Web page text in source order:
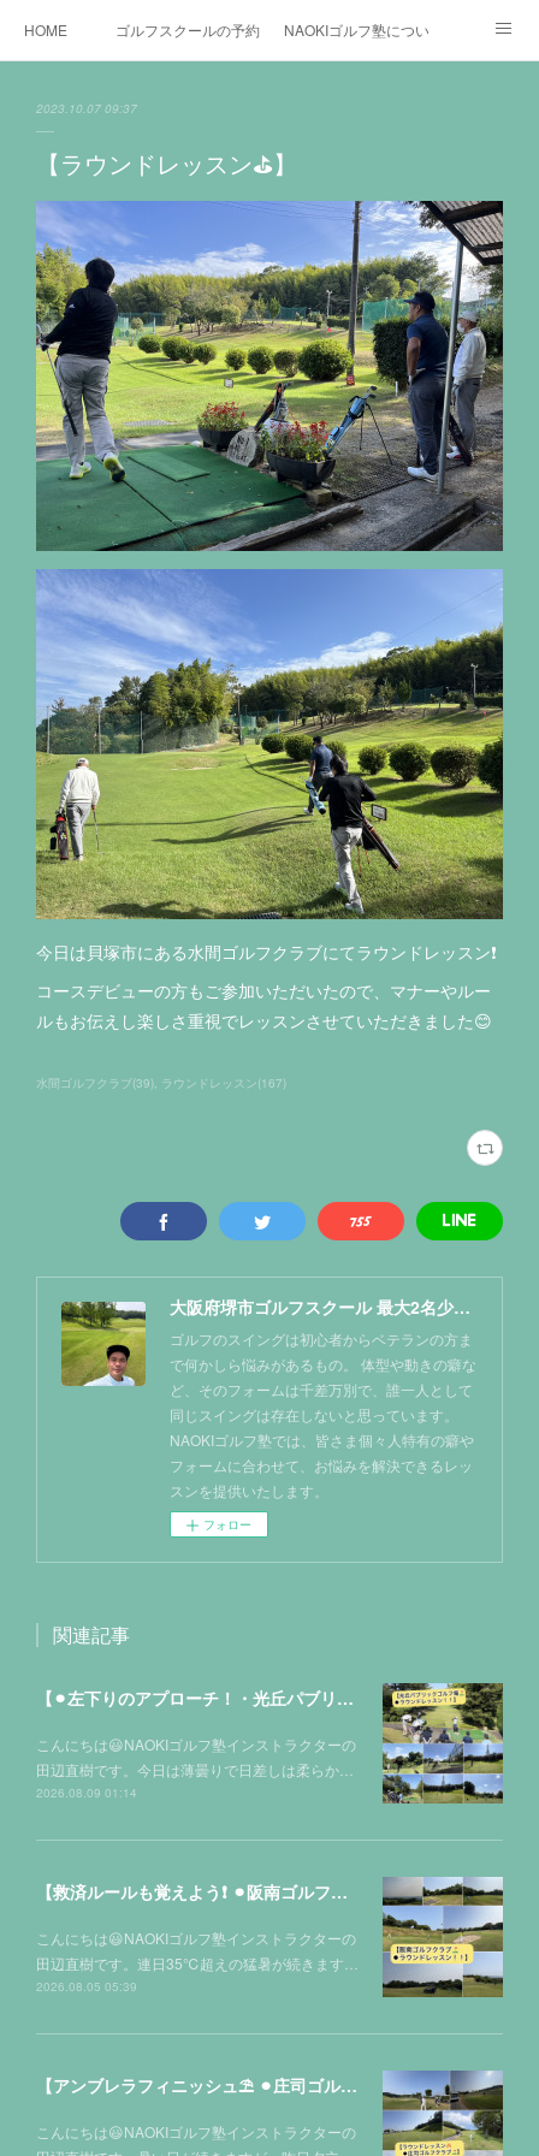
HOME ゴルフスクールの予約状況NAOKIゴルフ塾について
インスタグラム X
2023.10.07 09:37
【ラウンドレッスン⛳️】
今日は貝塚市にある水間ゴルフクラブにてラウンドレッスン❗️
コースデビューの方もご参加いただいたので、マナーやルー
ルもお伝えし楽しさ重視でレッスンさせていただきました😊
水間ゴルフクラブ(39) ラウンドレッスン(167)
大阪府堺市ゴルフスクール 最大2名少人数レッスン NAOKIゴルフ塾
ゴルフのスイングは初心者からベテランの方ま
で何かしら悩みがあるもの。 体型や動きの癖な
ど、そのフォームは千差万別で、誰一人として
同じスイングは存在しないと思っています。
NAOKIゴルフ塾では、皆さま個々人特有の癖や
フォームに合わせて、お悩みを解決できるレッ
スンを提供いたします。
フォロー
関連記事
【⚫︎左下りのアプローチ！・光丘パブリックゴルフ場⛳️】
こんにちは😃NAOKIゴルフ塾インストラクターの
田辺直樹です。今日は薄曇りで日差しは柔らか…
2026.08.09 01:14
【救済ルールも覚えよう❗️ ⚫︎阪南ゴルフクラブ⛳️】
こんにちは😃NAOKIゴルフ塾インストラクターの
田辺直樹です。連日35℃超えの猛暑が続きます…
2026.08.05 05:39
【アンブレラフィニッシュ⛱️ ⚫︎庄司ゴルフクラブ⛳️】
こんにちは😃NAOKIゴルフ塾インストラクターの